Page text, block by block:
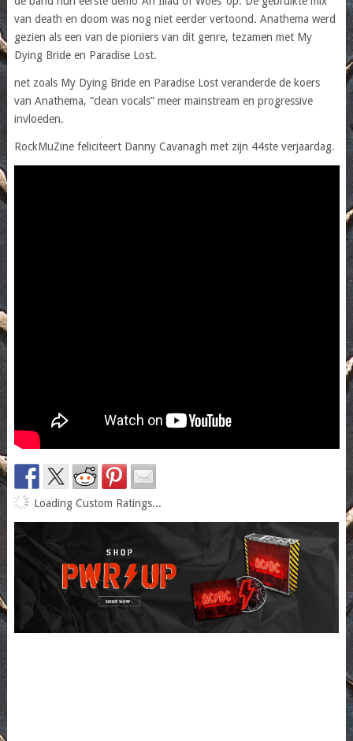
van death en doom was nog niet eerder vertoond. Anathema werd
gezien als een van de pioniers van dit genre, tezamen met My
Dying Bride en Paradise Lost.
net zoals My Dying Bride en Paradise Lost veranderde de koers
van Anathema, “clean vocals” meer mainstream en progressive
invloeden.
RockMuZine feliciteert Danny Cavanagh met zijn 44ste verjaardag.
Loading Custom Ratings...